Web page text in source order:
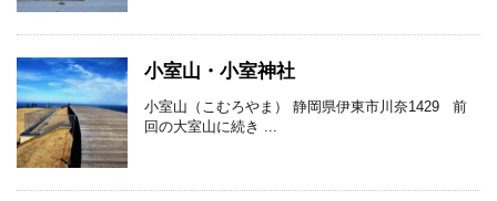
小室山・小室神社
小室山（こむろやま） 静岡県伊東市川奈1429 前
回の大室山に続き ...